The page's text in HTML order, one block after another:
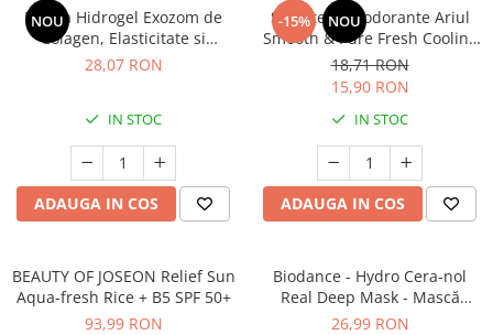
Vitamina C
Vitamina D
Vitamina K
Cătină
Chlorella
Electroliti
Produse Apicole
NOU
Masca Hidrogel Exozom de
Colagen, Elasticitate si
Hidratare, 41g, Ariul Expert
28,07 RON
IN STOC
ADAUGA IN COS
-15% NOU
Șervețele Deodorante Ariul
Smooth & Pure Fresh Cooling
Deo, 20 buc
18,71 RON
15,90 RON
IN STOC
ADAUGA IN COS
BEAUTY OF JOSEON Relief Sun
Aqua-fresh Rice + B5 SPF 50+
93,99 RON
Biodance - Hydro Cera-nol
Real Deep Mask - Mască
facială hidratantă cu efect de
26,99 RON